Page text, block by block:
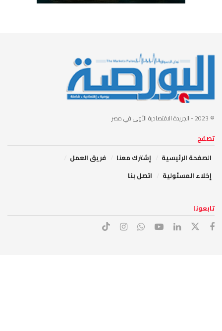
© 2023 - الجريدة الاقتصادية الأولى في مصر
تصفح
الصفحة الرئيسية
إشترك معنا
فريق العمل
إخلاء المسئولية
اتصل بنا
تابعونا